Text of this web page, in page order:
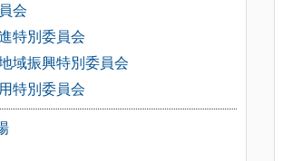
会
特別委員会
域振興特別委員会
特別委員会